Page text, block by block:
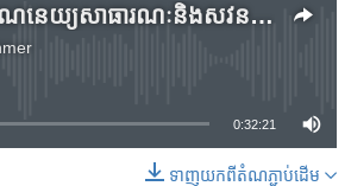
សារៈសំខាន់​នៃ​គណនេយ្យ​សាធារណៈ​និង​សវនកម្ម
0:32:21
ទាញ​យក​ពី​តំណភ្ជាប់​ដើម